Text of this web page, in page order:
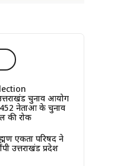
चुनाव आयोग
नेताओं के चुनाव
की रोक
एकता परिषद ने
उत्तराखंड प्रदेश